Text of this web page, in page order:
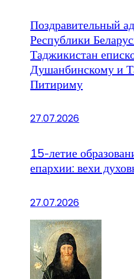
Поздравительный
Республики
Таджикистан
Душанбинскому и
Питириму
27.07.2026
15-летие
епархии: вехи
27.07.2026